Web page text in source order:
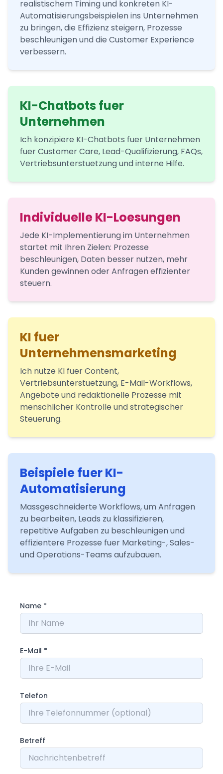
realistischem Timing und konkreten KI-
Automatisierungsbeispielen ins Unternehmen
zu bringen, die Effizienz steigern, Prozesse
beschleunigen und die Customer Experience
verbessern.
KI-Chatbots fuer
Unternehmen
Ich konzipiere KI-Chatbots fuer Unternehmen
fuer Customer Care, Lead-Qualifizierung, FAQs,
Vertriebsunterstuetzung und interne Hilfe.
Individuelle KI-Loesungen
Jede KI-Implementierung im Unternehmen
startet mit Ihren Zielen: Prozesse
beschleunigen, Daten besser nutzen, mehr
Kunden gewinnen oder Anfragen effizienter
steuern.
KI fuer
Unternehmensmarketing
Ich nutze KI fuer Content,
Vertriebsunterstuetzung, E-Mail-Workflows,
Angebote und redaktionelle Prozesse mit
menschlicher Kontrolle und strategischer
Steuerung.
Beispiele fuer KI-
Automatisierung
Massgeschneiderte Workflows, um Anfragen
zu bearbeiten, Leads zu klassifizieren,
repetitive Aufgaben zu beschleunigen und
effizientere Prozesse fuer Marketing-, Sales-
und Operations-Teams aufzubauen.
Name *
E-Mail *
Telefon
Betreff